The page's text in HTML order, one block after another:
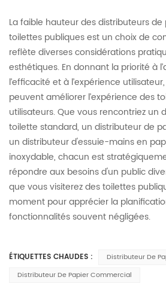
La faible hauteur des distributeurs
toilettes publiques est un choix de
reflète diverses considérations
esthétiques. En donnant la priorité à
l’efficacité et à l’expérience
peuvent améliorer l’expérience des
utilisateurs. Que vous rencontriez un
toilette standard, un distributeur de
un distributeur d'essuie-mains en
inoxydable, chacun est
répondre aux besoins d'un public
que vous visiterez des toilettes
moment pour apprécier la
fonctionnalités souvent négligées.
ÉTIQUETTES CHAUDES :
Distributeur De
Distributeur De Papier Commercial